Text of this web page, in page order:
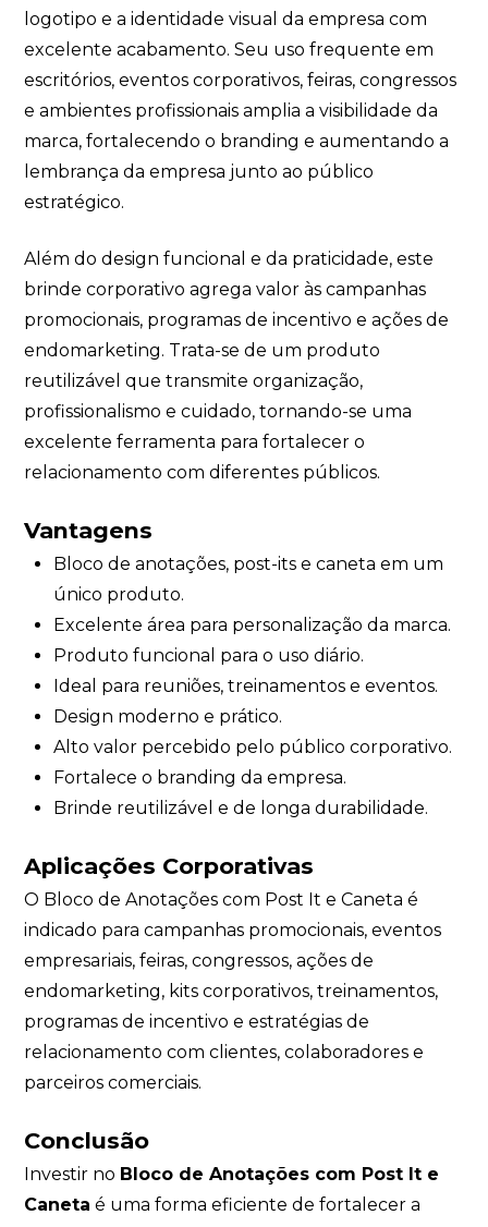
logotipo e a identidade visual da empresa com
excelente acabamento. Seu uso frequente em
escritórios, eventos corporativos, feiras, congressos
e ambientes profissionais amplia a visibilidade da
marca, fortalecendo o branding e aumentando a
lembrança da empresa junto ao público
estratégico.
Além do design funcional e da praticidade, este
brinde corporativo agrega valor às campanhas
promocionais, programas de incentivo e ações de
endomarketing. Trata-se de um produto
reutilizável que transmite organização,
profissionalismo e cuidado, tornando-se uma
excelente ferramenta para fortalecer o
relacionamento com diferentes públicos.
Vantagens
Bloco de anotações, post-its e caneta em um
único produto.
Excelente área para personalização da marca.
Produto funcional para o uso diário.
Ideal para reuniões, treinamentos e eventos.
Design moderno e prático.
Alto valor percebido pelo público corporativo.
Fortalece o branding da empresa.
Brinde reutilizável e de longa durabilidade.
Aplicações Corporativas
O Bloco de Anotações com Post It e Caneta é
indicado para campanhas promocionais, eventos
empresariais, feiras, congressos, ações de
endomarketing, kits corporativos, treinamentos,
programas de incentivo e estratégias de
relacionamento com clientes, colaboradores e
parceiros comerciais.
Conclusão
Investir no Bloco de Anotações com Post It e
Caneta é uma forma eficiente de fortalecer a